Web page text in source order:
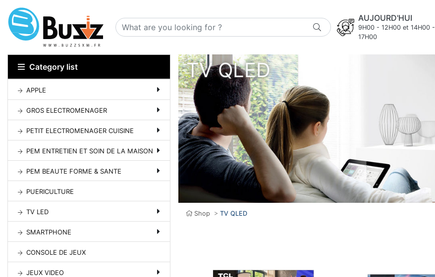
AUJOURD'HUI
9H00 - 12H00 et 14H00 -
17H00
Category list
APPLE
GROS ELECTROMENAGER
PETIT ELECTROMENAGER CUISINE
PEM ENTRETIEN ET SOIN DE LA MAISON
PEM BEAUTE FORME & SANTE
PUERICULTURE
TV LED
SMARTPHONE
CONSOLE DE JEUX
JEUX VIDEO
TV QLED
Shop > TV QLED